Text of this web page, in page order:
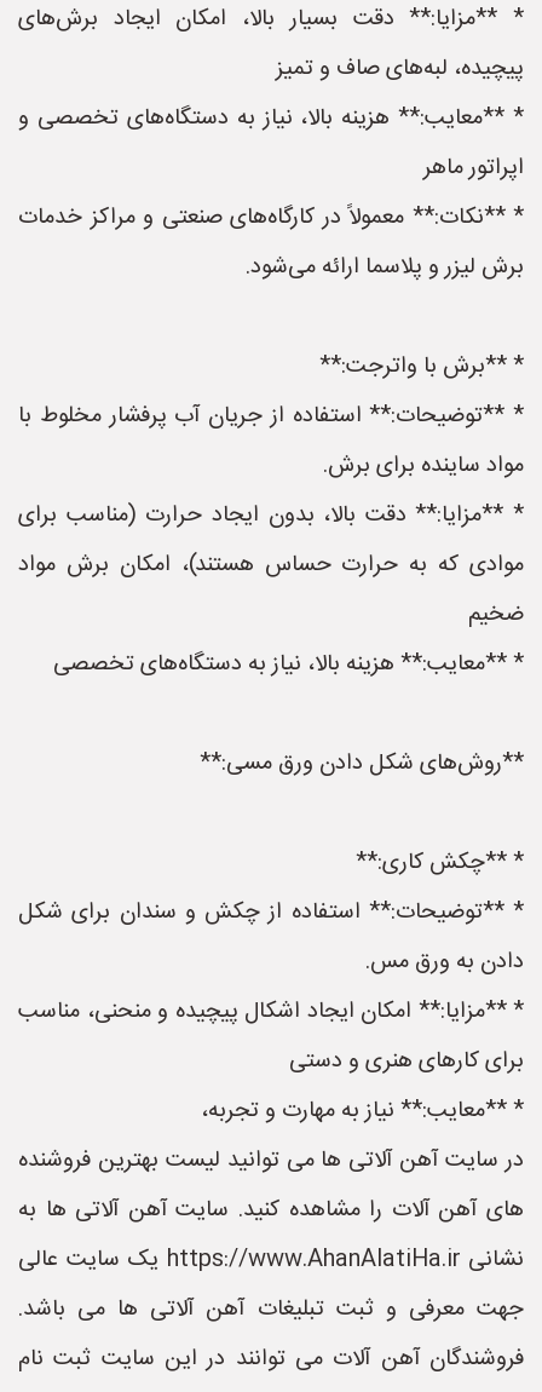
* **مزایا:** دقت بسیار بالا، امکان ایجاد برش‌های
پیچیده، لبه‌های صاف و تمیز
* **معایب:** هزینه بالا، نیاز به دستگاه‌های تخصصی و
اپراتور ماهر
* **نکات:** معمولاً در کارگاه‌های صنعتی و مراکز خدمات
برش لیزر و پلاسما ارائه می‌شود.
* **برش با واترجت:**
* **توضیحات:** استفاده از جریان آب پرفشار مخلوط با
مواد ساینده برای برش.
* **مزایا:** دقت بالا، بدون ایجاد حرارت (مناسب برای
موادی که به حرارت حساس هستند)، امکان برش مواد
ضخیم
* **معایب:** هزینه بالا، نیاز به دستگاه‌های تخصصی
**روش‌های شکل دادن ورق مسی:**
* **چکش کاری:**
* **توضیحات:** استفاده از چکش و سندان برای شکل
دادن به ورق مس.
* **مزایا:** امکان ایجاد اشکال پیچیده و منحنی، مناسب
برای کارهای هنری و دستی
* **معایب:** نیاز به مهارت و تجربه،
در سایت آهن آلاتی ها می توانید لیست بهترین فروشنده
های آهن آلات را مشاهده کنید. سایت آهن آلاتی ها به
نشانی https://www.AhanAlatiHa.ir یک سایت عالی
جهت معرفی و ثبت تبلیغات آهن آلاتی ها می باشد.
فروشندگان آهن آلات می توانند در این سایت ثبت نام